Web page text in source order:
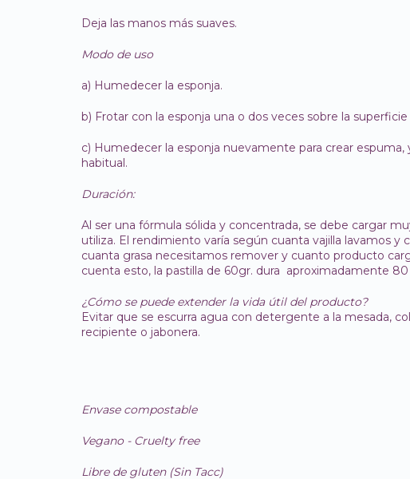
Deja las manos más suaves.
Modo de uso
a) Humedecer la esponja.
b) Frotar con la esponja una o dos veces sobre la superficie
c) Humedecer la esponja nuevamente para crear espuma,
habitual.
Duración:
Al ser una fórmula sólida y concentrada, se debe cargar
utiliza. El rendimiento varía según cuanta vajilla lavamos y
cuanta grasa necesitamos remover y cuanto producto
cuenta esto, la pastilla de 60gr. dura aproximadamente 80
¿Cómo se puede extender la vida útil del producto?
Evitar que se escurra agua con detergente a la mesada,
recipiente o jabonera.
Envase compostable
Vegano - Cruelty free
Libre de gluten (Sin Tacc)